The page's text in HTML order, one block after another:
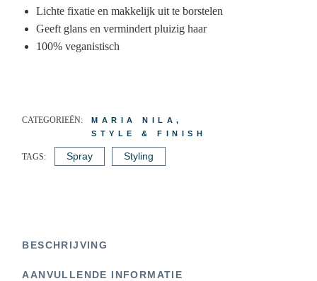
Lichte fixatie en makkelijk uit te borstelen
Geeft glans en vermindert pluizig haar
100% veganistisch
CATEGORIEËN: MARIA NILA,
STYLE & FINISH
TAGS: Spray Styling
BESCHRIJVING
AANVULLENDE INFORMATIE